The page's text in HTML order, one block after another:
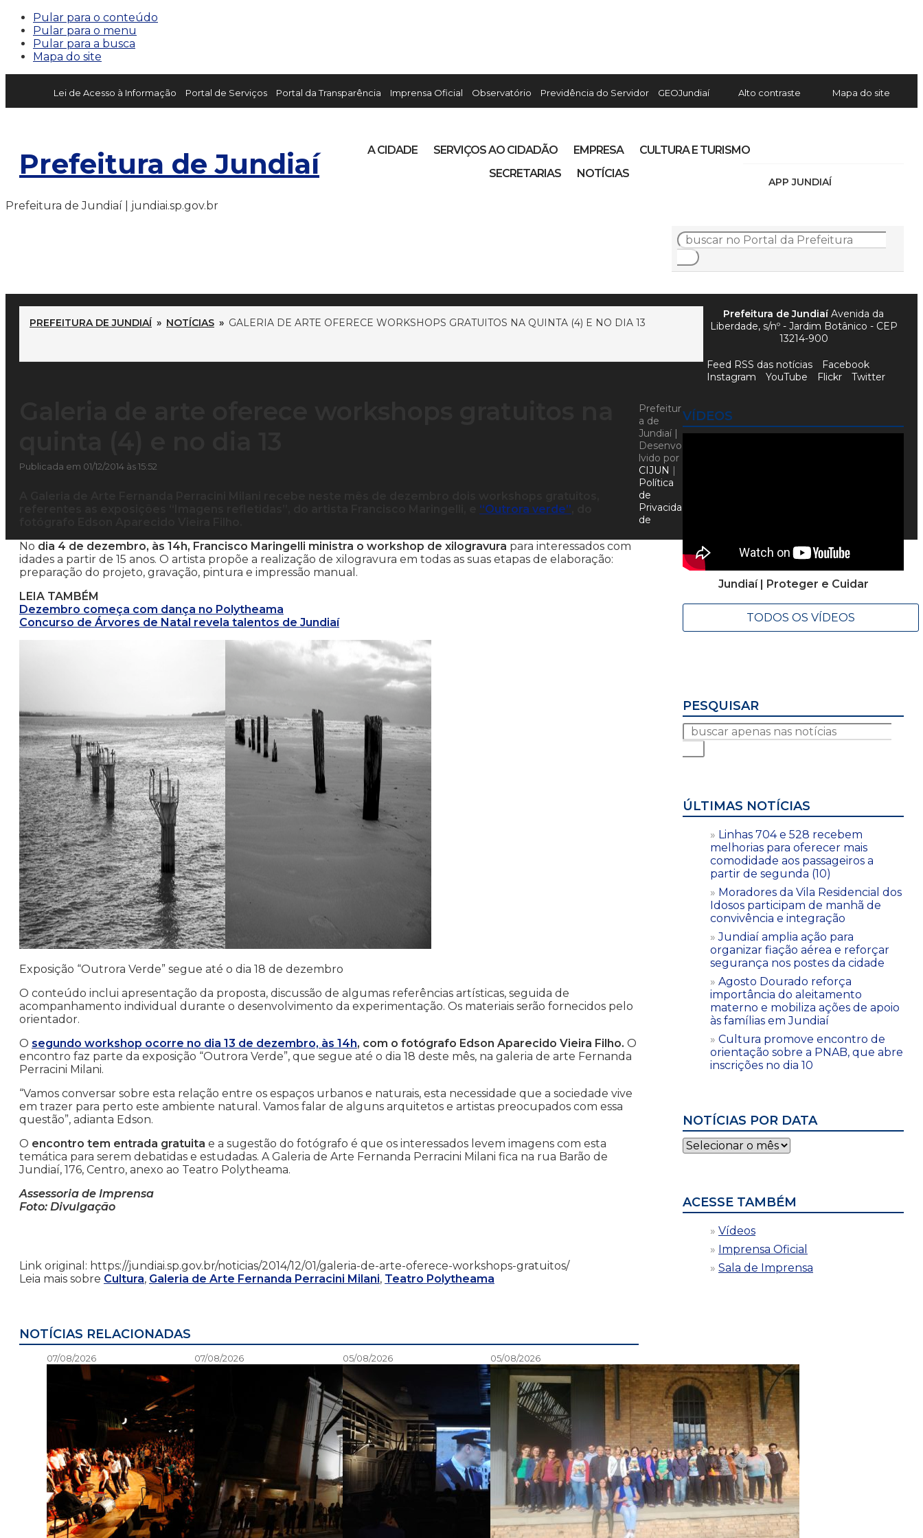
Pular para o conteúdo
Pular para o menu
Pular para a busca
Mapa do site
Lei de Acesso à Informação Portal de Serviços Portal da Transparência Imprensa Oficial Observatório Previdência do Servidor GEOJundiaí Alto contraste Mapa do site
Prefeitura de Jundiaí
APP JUNDIAÍ
A CIDADE SERVIÇOS AO CIDADÃO EMPRESA
CULTURA E TURISMO
SECRETARIAS
NOTÍCIAS
Prefeitura de Jundiaí | jundiai.sp.gov.br
PREFEITURA DE JUNDIAÍ » NOTÍCIAS » GALERIA DE ARTE OFERECE WORKSHOPS GRATUITOS NA QUINTA (4) E NO DIA 13
Publicada em 01/12/2014 às 15:52
“Outrora verde”
No dia 4 de dezembro, às 14h, Francisco Maringelli ministra o workshop de xilogravura para interessados com
idades a partir de 15 anos. O artista propõe a realização de xilogravura em todas as suas etapas de elaboração:
preparação do projeto, gravação, pintura e impressão manual.
LEIA TAMBÉM
Dezembro começa com dança no Polytheama
Concurso de Árvores de Natal revela talentos de Jundiaí
Exposição “Outrora Verde” segue até o dia 18 de dezembro
O conteúdo inclui apresentação da proposta, discussão de algumas referências artísticas, seguida de
acompanhamento individual durante o desenvolvimento da experimentação. Os materiais serão fornecidos pelo
orientador.
O segundo workshop ocorre no dia 13 de dezembro, às 14h, com o fotógrafo Edson Aparecido Vieira Filho. O
encontro faz parte da exposição “Outrora Verde”, que segue até o dia 18 deste mês, na galeria de arte Fernanda
Perracini Milani.
“Vamos conversar sobre esta relação entre os espaços urbanos e naturais, esta necessidade que a sociedade vive
em trazer para perto este ambiente natural. Vamos falar de alguns arquitetos e artistas preocupados com essa
questão”, adianta Edson.
O encontro tem entrada gratuita e a sugestão do fotógrafo é que os interessados levem imagens com esta
temática para serem debatidas e estudadas. A Galeria de Arte Fernanda Perracini Milani fica na rua Barão de
Jundiaí, 176, Centro, anexo ao Teatro Polytheama.
Assessoria de Imprensa
Foto: Divulgação
Link original: https://jundiai.sp.gov.br/noticias/2014/12/01/galeria-de-arte-oferece-workshops-gratuitos/
Leia mais sobre Cultura, Galeria de Arte Fernanda Perracini Milani, Teatro Polytheama
NOTÍCIAS RELACIONADAS
07/08/2026 07/08/2026 05/08/2026 05/08/2026
VÍDEOS
Jundiaí | Proteger e Cuidar
TODOS OS VÍDEOS
PESQUISAR
ÚLTIMAS NOTÍCIAS
Linhas 704 e 528 recebem
melhorias para oferecer mais
comodidade aos passageiros a
partir de segunda (10)
Moradores da Vila Residencial dos
Idosos participam de manhã de
convivência e integração
Jundiaí amplia ação para
organizar fiação aérea e reforçar
segurança nos postes da cidade
Agosto Dourado reforça
importância do aleitamento
materno e mobiliza ações de apoio
às famílias em Jundiaí
Cultura promove encontro de
orientação sobre a PNAB, que abre
inscrições no dia 10
NOTÍCIAS POR DATA
Notícias
por
ACESSE TAMBÉM
Vídeos
Imprensa Oficial
Sala de Imprensa
Prefeitura de JundiaíAvenida da
Liberdade, s/nº - Jardim Botânico - CEP
13214-900
Feed RSS das notícias
Facebook
Instagram
YouTube Flickr Twitter
Prefeitur
a de
Jundiaí |
Desenvo
lvido por
CIJUN |
Política
de
Privacida
de